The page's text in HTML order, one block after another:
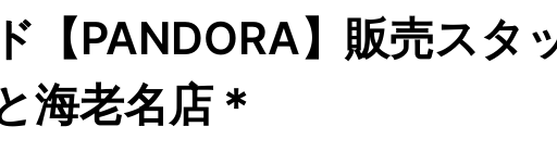
【PANDORA】販売スタ
海老名店＊